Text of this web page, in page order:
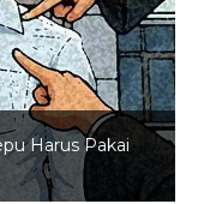
Kemelu
KPPS yang
Harus Pakai